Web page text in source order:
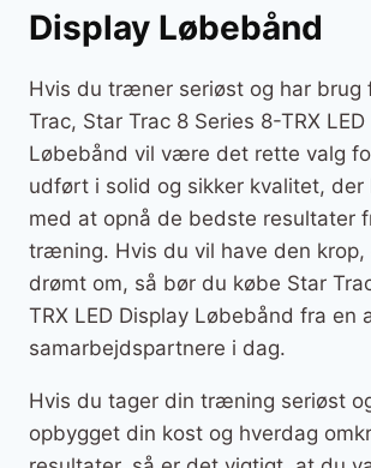
Display Løbebånd
Hvis du træner seriøst og har brug
Trac, Star Trac 8 Series 8-TRX
Løbebånd vil være det rette valg
udført i solid og sikker kvalitet,
med at opnå de bedste resultater
træning. Hvis du vil have den
drømt om, så bør du købe Star
TRX LED Display Løbebånd fra en
samarbejdspartnere i dag.
Hvis du tager din træning seriøst
opbygget din kost og hverdag